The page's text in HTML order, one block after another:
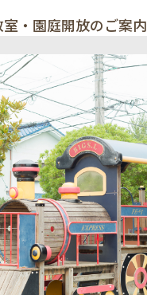
室・園庭開放のご案内